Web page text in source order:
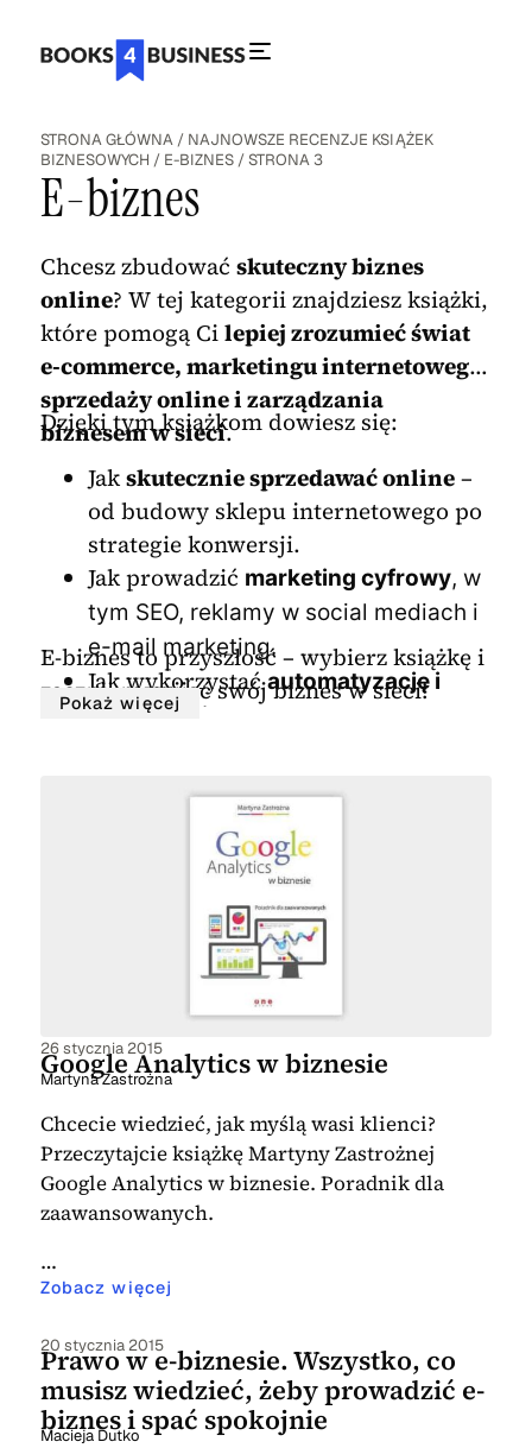
STRONA GŁÓWNA / NAJNOWSZE RECENZJE KSIĄŻEK
BIZNESOWYCH / E-BIZNES /STRONA 3
E-biznes
Chcesz zbudować skuteczny biznes
online? W tej kategorii znajdziesz książki,
które pomogą Cilepiej zrozumieć świat
e-commerce, marketingu internetowego,
sprzedaży online i zarządzania
biznesem w sieci.
Dzięki tym książkom dowiesz się:
Jakskutecznie sprzedawać online–
od budowy sklepu internetowego po
strategie konwersji.
Jak prowadzić marketing cyfrowy, w
tym SEO, reklamy w social mediach i
e-mail marketing.
Jak wykorzystaćautomatyzację i
narzędzia internetowe
Jak budować i skalować
oparty na subskrypcji, kursach
online czy afiliacji.
E-biznes to przyszłość – wybierz książkę i
zacznij rozwijać swój biznes w sieci!
Pokaż więcej
26 stycznia 2015
Google Analytics w biznesie
Martyna Zastrożna
Chcecie wiedzieć, jak myślą wasi klienci?
Przeczytajcie książkę Martyny Zastrożnej
Google Analytics w biznesie. Poradnik dla
zaawansowanych.
…
Zobacz więcej
20 stycznia 2015
Prawo w e-biznesie. Wszystko, co
musisz wiedzieć, żeby prowadzić e-
biznes i spać spokojnie
Macieja Dutko